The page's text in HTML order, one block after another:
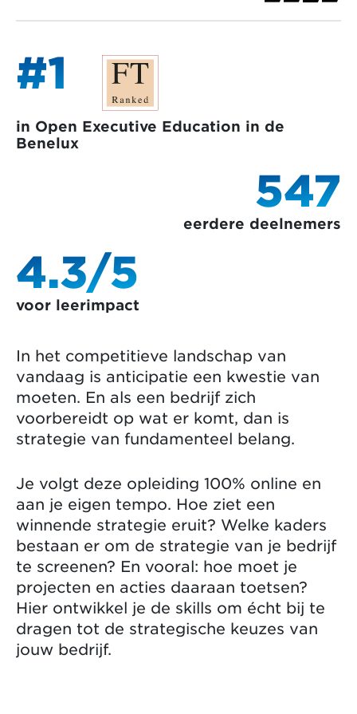
#1
in Open Executive Education in de
Benelux
547
eerdere deelnemers
4.3/5
voor leerimpact
In het competitieve landschap van
vandaag is anticipatie een kwestie van
moeten. En als een bedrijf zich
voorbereidt op wat er komt, dan is
strategie van fundamenteel belang.
Je volgt deze opleiding 100% online en
aan je eigen tempo. Hoe ziet een
winnende strategie eruit? Welke kaders
bestaan er om de strategie van je bedrijf
te screenen? En vooral: hoe moet je
projecten en acties daaraan toetsen?
Hier ontwikkel je de skills om écht bij te
dragen tot de strategische keuzes van
jouw bedrijf.